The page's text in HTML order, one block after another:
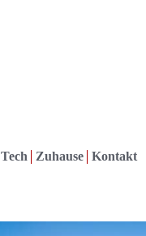
Tech Zuhause Kontakt